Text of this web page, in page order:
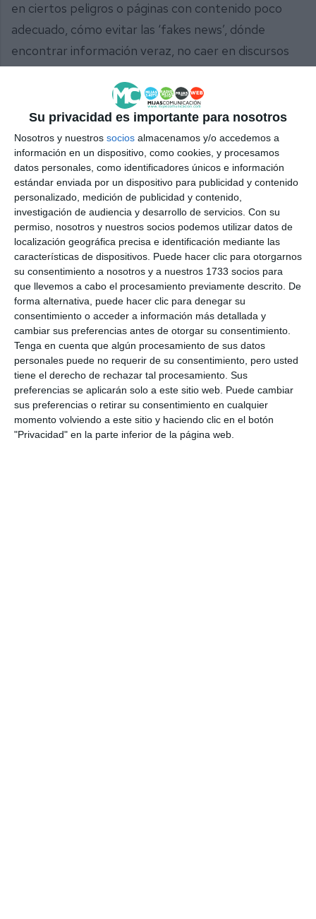
Su privacidad es importante para nosotros
Nosotros y nuestros socios almacenamos y/o accedemos a
información en un dispositivo, como cookies, y procesamos
datos personales, como identificadores únicos e información
estándar enviada por un dispositivo para publicidad y contenido
personalizado, medición de publicidad y contenido,
investigación de audiencia y desarrollo de servicios. Con su
permiso, nosotros y nuestros socios podemos utilizar datos de
localización geográfica precisa e identificación mediante las
características de dispositivos. Puede hacer clic para otorgarnos
su consentimiento a nosotros y a nuestros 1733 socios para
que llevemos a cabo el procesamiento previamente descrito. De
forma alternativa, puede hacer clic para denegar su
consentimiento o acceder a información más detallada y
cambiar sus preferencias antes de otorgar su consentimiento.
Tenga en cuenta que algún procesamiento de sus datos
personales puede no requerir de su consentimiento, pero usted
tiene el derecho de rechazar tal procesamiento. Sus
preferencias se aplicarán solo a este sitio web. Puede cambiar
sus preferencias o retirar su consentimiento en cualquier
momento volviendo a este sitio y haciendo clic en el botón
"Privacidad" en la parte inferior de la página web.
en ciertos peligros o páginas con contenido poco
adecuado, cómo evitar las ‘fakes news’, dónde
encontrar información veraz, no caer en discursos
de odio, entre otras cosas. “Es importante mirar
hacia delante pero también hacia atrás para darnos
cuenta del camino andado y saber que estamos en
el camino correcto”, concluyó Vélez.
Comparte esta noticia desde el siguiente enlace:
https://mijascom.com/?a=30802
COEDUCACIÓN FAMILIAS MIJAS